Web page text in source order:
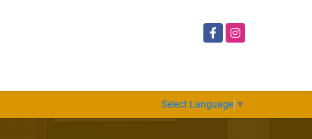
FacebookInstagram
Select Language ▼